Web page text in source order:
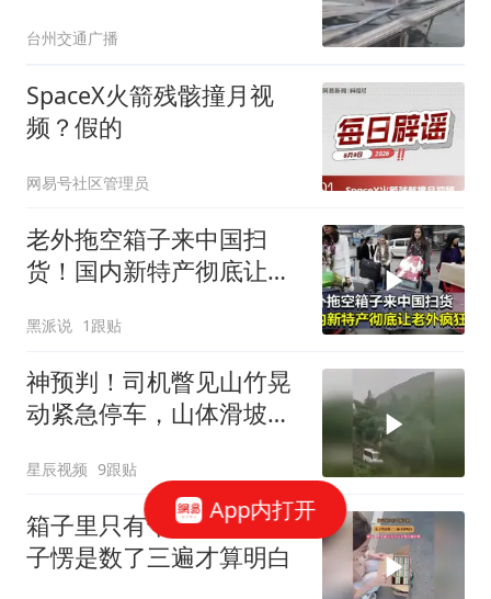
受伤需打石膏，初步达成
调解协议
台州交通广播
SpaceX火箭残骸撞月视
频？假的
网易号社区管理员
老外拖空箱子来中国扫
货！国内新特产彻底让老
黑派说 1跟贴
神预判！司机瞥见山竹晃
动紧急停车，山体滑坡前
星辰视频 9跟贴
箱子里只有十瓶牛奶，女
子愣是数了三遍才算明白
App内打开